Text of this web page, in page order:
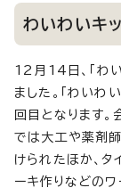
わいわいキ
12月14日、「わ
ました。「わいわ
回目となります
では大工や薬剤
けられたほか、タ
ーキ作りなどのワ